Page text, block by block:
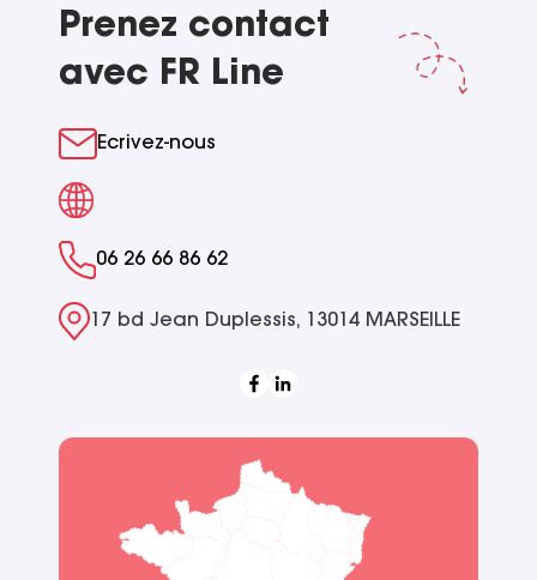
Prenez contact
avec FR Line
Ecrivez-nous
06 26 66 86 62
17 bd Jean Duplessis, 13014 MARSEILLE